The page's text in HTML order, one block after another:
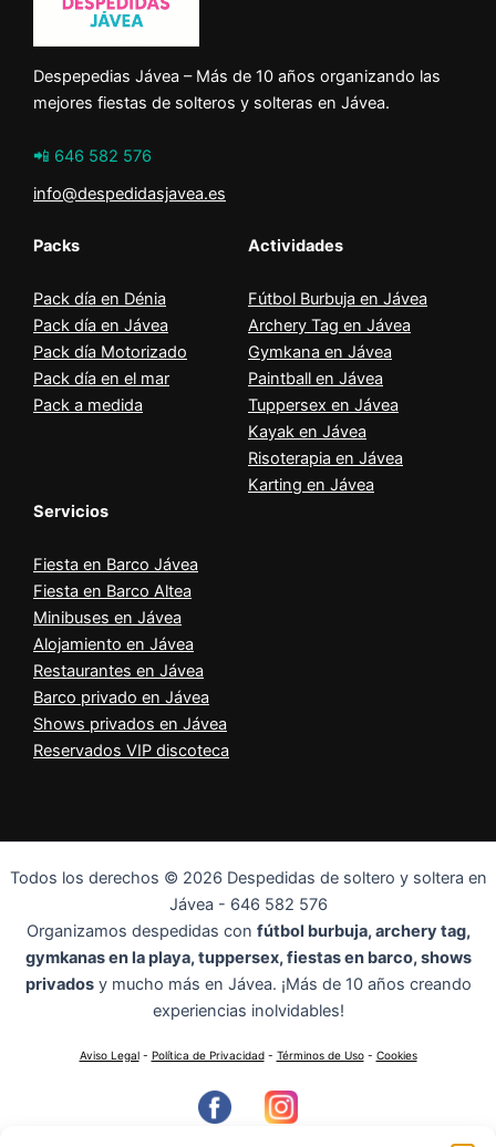
Despepedias Jávea – Más de 10 años organizando las
mejores fiestas de solteros y solteras en Jávea.
📲 646 582 576
info@despedidasjavea.es
Packs
Pack día en Dénia
Pack día en Jávea
Pack día Motorizado
Pack día en el mar
Pack a medida
Actividades
Fútbol Burbuja en Jávea
Archery Tag en Jávea
Gymkana en Jávea
Paintball en Jávea
Tuppersex en Jávea
Kayak en Jávea
Risoterapia en Jávea
Karting en Jávea
Servicios
Fiesta en Barco Jávea
Fiesta en Barco Altea
Minibuses en Jávea
Alojamiento en Jávea
Restaurantes en Jávea
Barco privado en Jávea
Shows privados en Jávea
Reservados VIP discoteca
Todos los derechos © 2026 Despedidas de soltero y soltera en
Jávea - 646 582 576
Organizamos despedidas con fútbol burbuja, archery tag,
gymkanas en la playa, tuppersex, fiestas en barco, shows
privadosy mucho más en Jávea. ¡Más de 10 años creando
experiencias inolvidables!
Aviso Legal- Política de Privacidad- Términos de Uso- Cookies